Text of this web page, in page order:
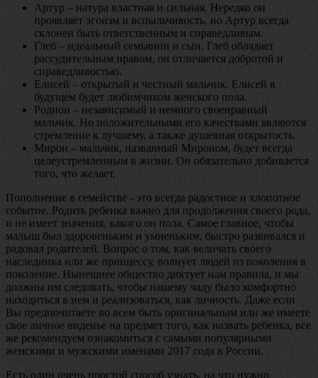
Артур – натура властная и сильная. Нередко он
проявляет эгоизм и вспыльчивость, но Артур всегда
склонен быть ответственным и справедливым.
Глеб – идеальный семьянин и сын. Глеб обладает
рассудительным нравом, он отличается добротой и
справедливостью.
Елисей – открытый и честный мальчик. Елисей в
будущем будет любимчиком женского пола.
Родион – независимый и немного своенравный
мальчик. Но положительными его качествами являются
стремление к лучшему, а также душевная открытость.
Мирон – мальчик, названный Мироном, будет всегда
целеустремленным в жизни. Он обязательно добивается
того, что желает.
Пополнение в семействе - это всегда радостное и хлопотное
событие. Родить ребенка важно для продолжения своего рода,
и не имеет значения, какого он пола. Самое главное, чтобы
малыш был здоровеньким и умненьким, быстро развивался и
радовал родителей. Вопрос о том, как величать своего
наследника или же принцессу, волнует людей из поколения в
поколение. Нынешнее общество диктует нам правила, и мы
должны им следовать, чтобы нашему чаду было комфортно
находиться в нем и реализоваться, как личность. Даже если
Вы предпочитаете во всем быть оригинальным или же имеете
свое личное виденье на предмет того, как назвать ребенка, все
же рекомендуем ознакомиться с самыми популярными
женскими и мужскими именами 2017 года в России.
Есть один очень простой способ узнать, на что нужно